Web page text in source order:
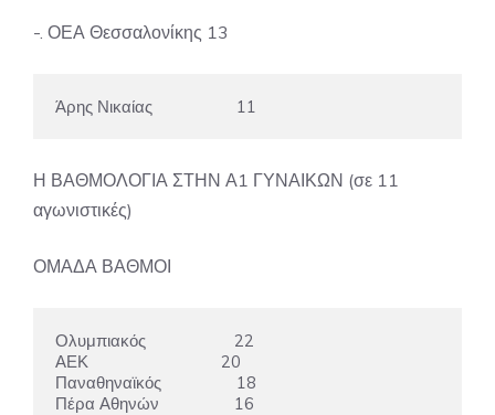
-. ΟΕΑ Θεσσαλονίκης 13
Άρης Νικαίας                   11
Η ΒΑΘΜΟΛΟΓΙΑ ΣΤΗΝ Α1 ΓΥΝΑΙΚΩΝ (σε 11
αγωνιστικές)
ΟΜΑΔΑ ΒΑΘΜΟΙ
Ολυμπιακός                    22
ΑΕΚ                              20
Παναθηναϊκός                 18
Πέρα Αθηνών                 16